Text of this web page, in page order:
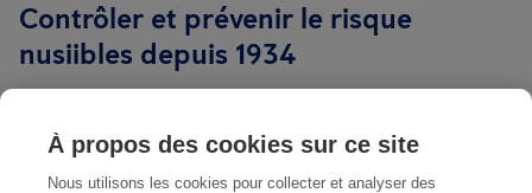
Contrôler et prévenir le risque
nusiibles depuis 1934
L'équipe Anticimex est composée debiologistes
d’entomologistespossédant une connaissance
À propos des cookies sur ce site
Nous utilisons les cookies pour collecter et analyser des